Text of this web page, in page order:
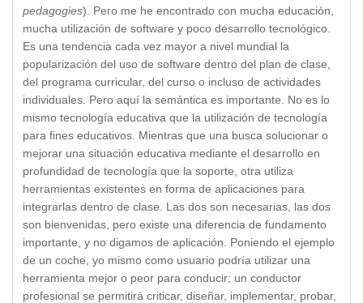
pedagogies). Pero me he encontrado con mucha educación,
mucha utilización de software y poco desarrollo tecnológico.
Es una tendencia cada vez mayor a nivel mundial la
popularización del uso de software dentro del plan de clase,
del programa curricular, del curso o incluso de actividades
individuales. Pero aquí la semántica es importante. No es lo
mismo tecnología educativa que la utilización de tecnología
para fines educativos. Mientras que una busca solucionar o
mejorar una situación educativa mediante el desarrollo en
profundidad de tecnología que la soporte, otra utiliza
herramientas existentes en forma de aplicaciones para
integrarlas dentro de clase. Las dos son necesarias, las dos
son bienvenidas, pero existe una diferencia de fundamento
importante, y no digamos de aplicación. Poniendo el ejemplo
de un coche, yo mismo como usuario podría utilizar una
herramienta mejor o peor para conducir; un conductor
profesional se permitirá criticar, diseñar, implementar, probar,